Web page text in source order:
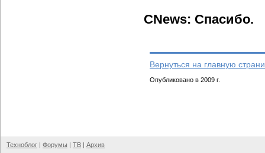
CNews: Спасибо.
Вернуться на главную
Опубликовано в 2009 г.
Техноблог | Форумы | ТВ | Архив